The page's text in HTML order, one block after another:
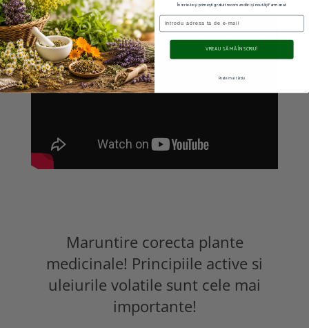
Maruntire corecta plante
medicinale! Principiile active si
uleiurile volatile sunt cele mai
importante!
Înscrie-te și primești gratuit recomandări și noutăți Farmanat.
Email
VREAU SĂ MĂ ÎNSCRIU!
Poate mai târziu